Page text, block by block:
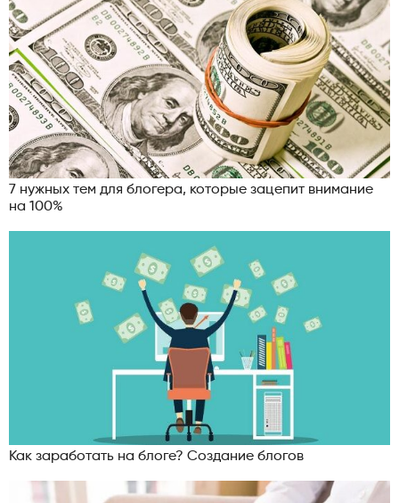
7 нужных тем для блогера, которые зацепит внимание
на 100%
Как заработать на блоге? Создание блогов